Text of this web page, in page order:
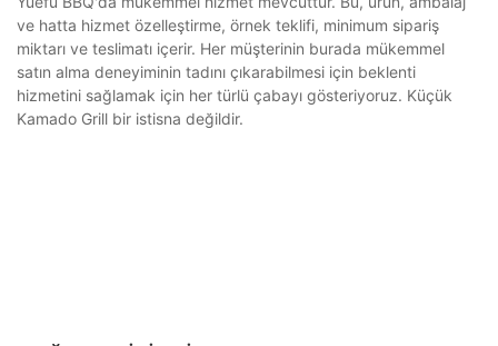
ve hatta hizmet özelleştirme, örnek teklifi, minimum sipariş
miktarı ve teslimatı içerir. Her müşterinin burada mükemmel
satın alma deneyiminin tadını çıkarabilmesi için beklenti
hizmetini sağlamak için her türlü çabayı gösteriyoruz. Küçük
Kamado Grill bir istisna değildir.